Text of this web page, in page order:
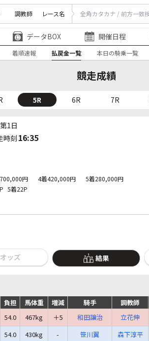
調教師 レース名
データBOX 開催日程
着順速報 払戻金一覧 本日の騎乗一覧
競走成績
5R 6R 7R
1日
時刻 16:35
円 4着420,000円
5着280,000円
5着22P
オッズ 結果
負担 馬体重 増減 騎手 調教師
54.0 467kg ＋5 和田譲治 立花伸
54.0 430kg - 笹川翼 森下淳平